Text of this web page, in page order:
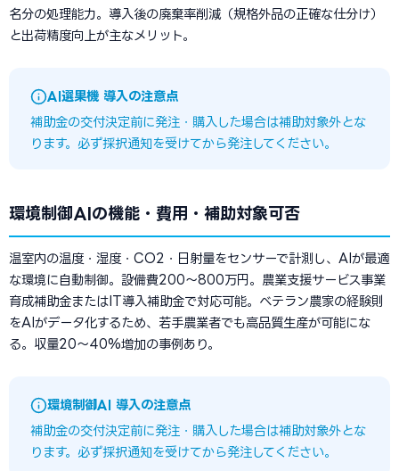
名分の処理能力。導入後の廃棄率削減（規格外品の正確な仕分け）
と出荷精度向上が主なメリット。
AI選果機 導入の注意点
補助金の交付決定前に発注・購入した場合は補助対象外とな
ります。必ず採択通知を受けてから発注してください。
環境制御AIの機能・費用・補助対象可否
温室内の温度・湿度・CO2・日射量をセンサーで計測し、AIが最適
な環境に自動制御。設備費200〜800万円。農業支援サービス事業
育成補助金またはIT導入補助金で対応可能。ベテラン農家の経験則
をAIがデータ化するため、若手農業者でも高品質生産が可能にな
る。収量20〜40%増加の事例あり。
環境制御AI 導入の注意点
補助金の交付決定前に発注・購入した場合は補助対象外とな
ります。必ず採択通知を受けてから発注してください。